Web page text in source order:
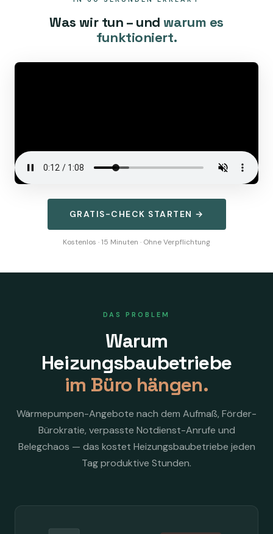
Was wir tun – und warum es
funktioniert.
GRATIS-CHECK STARTEN →
Kostenlos · 15 Minuten · Ohne Verpflichtung
DAS PROBLEM
Warum
Heizungsbaubetriebe
im Büro hängen.
Wärmepumpen-Angebote nach dem Aufmaß, Förder-
Bürokratie, verpasste Notdienst-Anrufe und
Belegchaos — das kostet Heizungsbaubetriebe jeden
Tag produktive Stunden.